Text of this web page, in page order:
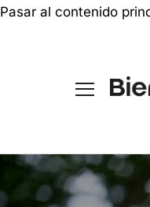
Pasar al contenido